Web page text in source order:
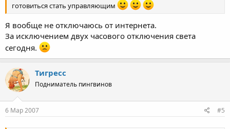
готовиться стать управляющим
Я вообще не отключаюсь от интернета.
За исключением двух часового отключения света
сегодня.
Тигресс
Подниматель пингвинов
6 Мар 2007 #5